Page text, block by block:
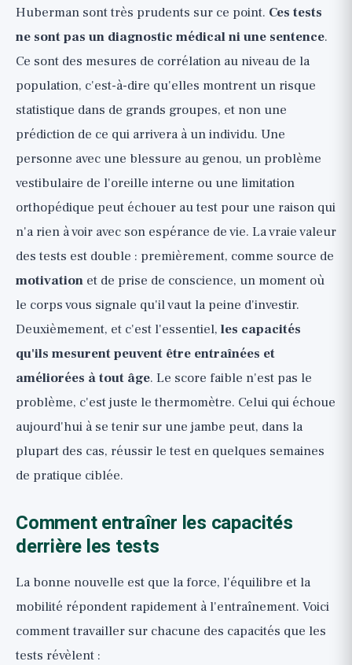
Huberman sont très prudents sur ce point. Ces tests
ne sont pas un diagnostic médical ni une sentence.
Ce sont des mesures de corrélation au niveau de la
population, c'est-à-dire qu'elles montrent un risque
statistique dans de grands groupes, et non une
prédiction de ce qui arrivera à un individu. Une
personne avec une blessure au genou, un problème
vestibulaire de l'oreille interne ou une limitation
orthopédique peut échouer au test pour une raison qui
n'a rien à voir avec son espérance de vie. La vraie valeur
des tests est double : premièrement, comme source de
motivation et de prise de conscience, un moment où
le corps vous signale qu'il vaut la peine d'investir.
Deuxièmement, et c'est l'essentiel, les capacités
qu'ils mesurent peuvent être entraînées et
améliorées à tout âge. Le score faible n'est pas le
problème, c'est juste le thermomètre. Celui qui échoue
aujourd'hui à se tenir sur une jambe peut, dans la
plupart des cas, réussir le test en quelques semaines
de pratique ciblée.
Comment entraîner les capacités
derrière les tests
La bonne nouvelle est que la force, l'équilibre et la
mobilité répondent rapidement à l'entraînement. Voici
comment travailler sur chacune des capacités que les
tests révèlent :